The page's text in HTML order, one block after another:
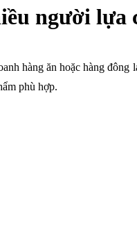
người lựa
hàng ăn hoặc hàng
phù hợp.